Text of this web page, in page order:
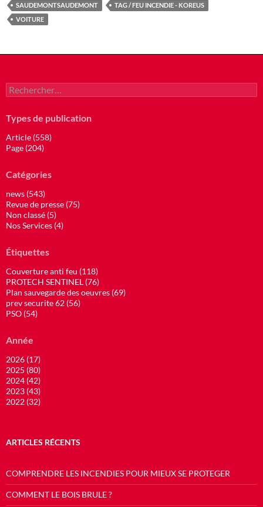
SAUDEMONTSAUDEMONT
TAG / FEU INCENDIE - KOREUS
VOITURE
Rechercher :
Types de publication
Article (558)
Page (204)
Catégories
news (543)
Revue de presse (75)
Non classé (5)
Nos Services (4)
Étiquettes
Couverture anti feu (118)
PROTECH SENTINEL (76)
Plan sauvegarde des oeuvres (69)
prev securite 62 (56)
PSO (54)
Année
2026 (17)
2025 (80)
2024 (42)
2023 (43)
2022 (32)
ARTICLES RÉCENTS
COMPRENDRE LES INCENDIES POUR MIEUX SE PROTEGER
COMMENT LE BOIS BRULE ?